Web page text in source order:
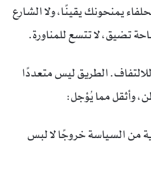
يمنحونك يقينًا، ولا الشارع
تضيق، لا تتسع للمناورة.
الطريق ليس متعددًا
وأثقل مما يُؤجل:
من السياسة خروجًا لا لبس